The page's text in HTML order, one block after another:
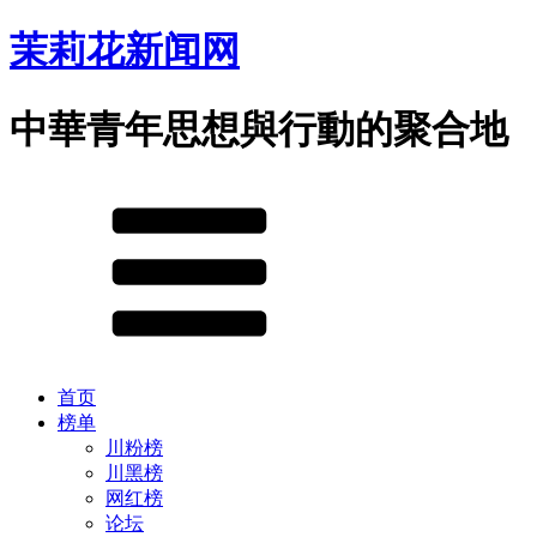
茉莉花新闻网
中華青年思想與行動的聚合地
首页
榜单
川粉榜
川黑榜
网红榜
论坛